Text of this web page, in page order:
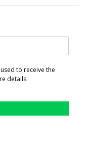
to receive the
details.